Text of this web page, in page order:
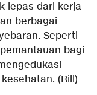
lepas dari kerja
berbagai
Seperti
bagi
(Rill)